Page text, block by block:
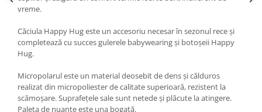
vreme.
Căciula Happy Hug este un accesoriu necesar în sezonul rece și
completează cu succes gulerele babywearing și botoșeii Happy
Hug.
Micropolarul este un material deosebit de dens și călduros
realizat din micropoliester de calitate superioară, rezistent la
scămoșare. Suprafețele sale sunt netede și plăcute la atingere.
Paleta de nuanțe este una bogată.